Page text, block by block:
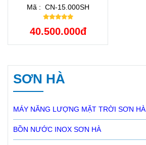
Mã : CN-15.000SH
40.500.000đ
SƠN HÀ
MÁY NĂNG LƯỢNG MẶT TRỜI SƠN HÀ
BỒN NƯỚC INOX SƠN HÀ